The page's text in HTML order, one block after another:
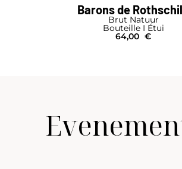
Drappier
Brut Natuur Rosé Les
Bouteille
46,00